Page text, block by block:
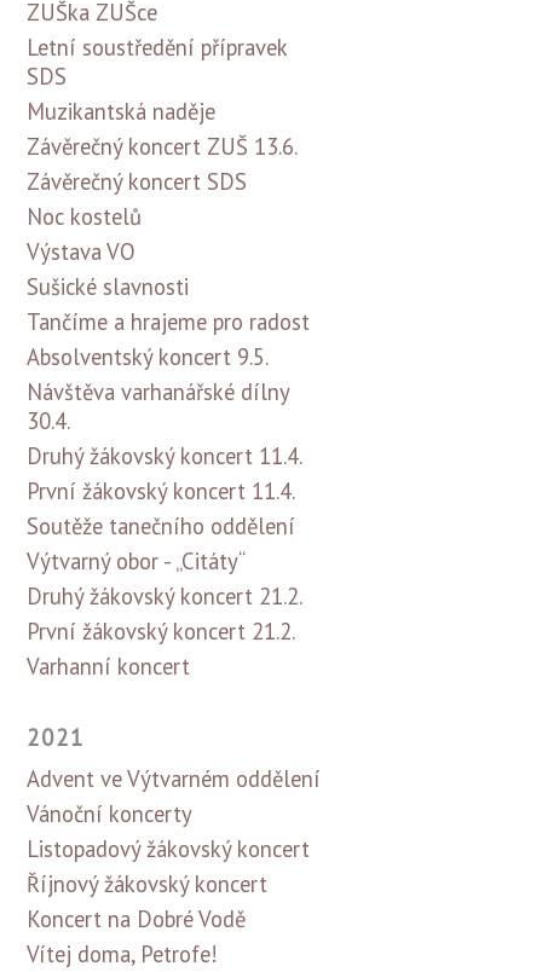
ZUŠka ZUŠce
Letní soustředění přípravek
SDS
Muzikantská naděje
Závěrečný koncert ZUŠ 13.6.
Závěrečný koncert SDS
Noc kostelů
Výstava VO
Sušické slavnosti
Tančíme a hrajeme pro radost
Absolventský koncert 9.5.
Návštěva varhanářské dílny
30.4.
Druhý žákovský koncert 11.4.
První žákovský koncert 11.4.
Soutěže tanečního oddělení
Výtvarný obor - „Citáty“
Druhý žákovský koncert 21.2.
První žákovský koncert 21.2.
Varhanní koncert
2021
Advent ve Výtvarném oddělení
Vánoční koncerty
Listopadový žákovský koncert
Říjnový žákovský koncert
Koncert na Dobré Vodě
Vítej doma, Petrofe!